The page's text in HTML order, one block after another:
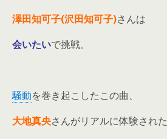
澤田知可子(沢田知可子)さんは
会いたいで挑戦。
騒動を巻き起こしたこの曲、
大地真央さんがリアルに体験された